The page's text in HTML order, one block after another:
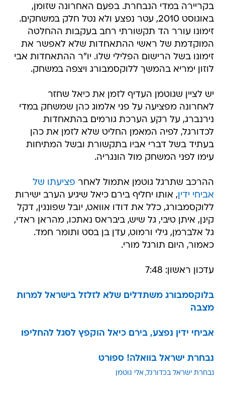
בקריירה במדי הנבחרת. בפעם האחרונה שזומן,
באוגוסט 2010, עטר נפצע ולא נטל חלק במשחקים.
זימונו עורר הד תקשורתי רחב בעקבות ההחלטה
המוקדמת של ראשי ההתאחדות שלא לאפשר את
זימונו בשל הרישום הפלילי שלו. יו"ר ההתאחדות אבי
לוזון ימריא בהמשך ללוקסמבורג ויצפה במשחק.
יש לציין שגוטמן העדיף לזמן את כיאל שחזר
לאחרונה מפציעה על פני אלמוג כהן שמשחק במדי
נירנברג, על רקע הערכת גורמים בהתאחדות
לכדורגל, לפיה המאמן החליט שלא לזמן את כהן
בעתיד בשל דברי אביו בתקשורת ובשל המתיחות
עימו לפני המשחק מול הונגריה.
ההרכב שתרגל גוטמן אתמול לאחר פציעתו של
אביחי ידין, אותו יחליף בירם כיאל שיגיע הערב ישירות
ללוקסמבורג, כלל את דודו אוואט, יובל שפונגין, דקל
קינן, איתן טיבי, גל שיש, ביבראס נאתכו, מהראן ראדי,
גל אלברמן, גילי ורמוט, עדן בן בסט ותומר חמד.
כאמור, היום תורגל מורי.
עדכון ראשון: 7:48
בלוקסמבורג משתדלים שלא לזלזל בישראל למרות
מצבה
אביחי ידין נפצע, בירם כיאל הוקפץ לסגל להחליפו
נבחרת ישראל בוואלה! ספורט
נבחרת ישראל בכדורגל אלי גוטמן